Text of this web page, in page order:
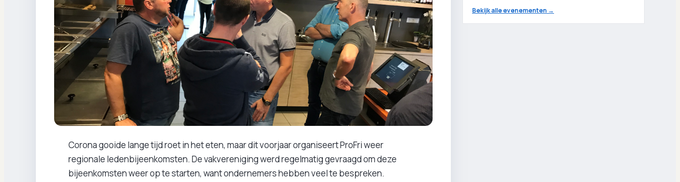
Corona gooide lange tijd roet in het eten, maar dit voorjaar organiseert ProFri weer
regionale ledenbijeenkomsten. De vakvereniging werd regelmatig gevraagd om deze
bijeenkomsten weer op te starten, want ondernemers hebben veel te bespreken.
Bekijk alle evenementen →